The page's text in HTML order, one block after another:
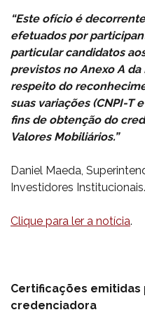
“Este ofício é
efetuados por
particular candidatos
previstos no Anexo A da
respeito do
suas variações (CNPI-T
fins de obtenção do
Valores Mobiliários.”
Daniel Maeda,
Investidores Institucionais.
Clique para ler a notícia.
Certificações emitidas
credenciadora